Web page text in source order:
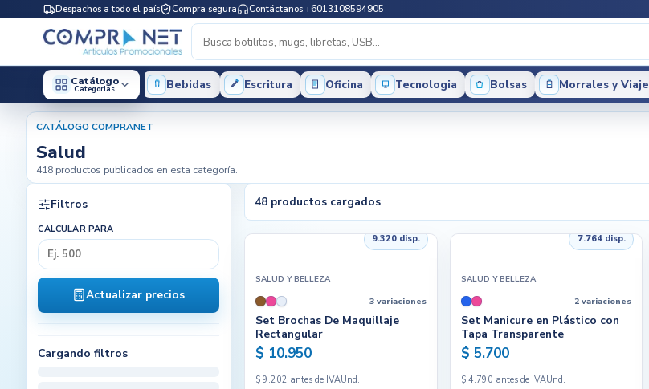
Despachos a todo el país Compra segura Contáctanos +6013108594905
Catálogo
Categorias Bebidas Escritura Oficina Tecnologia Bolsas Morrales y Viaje
CATÁLOGO COMPRANET
Salud
418 productos publicados en esta categoría.
Filtros
CALCULAR PARA
Actualizar precios
Cargando filtros
48 productos cargados
9.320 disp.
SALUD Y BELLEZA
3 variaciones
Set Brochas De Maquillaje
Rectangular
$ 10.950
$ 9.202 antes de IVAUnd.
7.764 disp.
SALUD Y BELLEZA
2 variaciones
Set Manicure en Plástico con
Tapa Transparente
$ 5.700
$ 4.790 antes de IVAUnd.